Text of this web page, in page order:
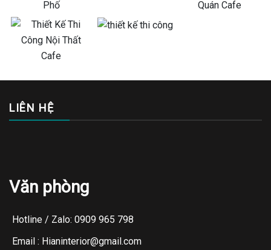
LIÊN HỆ
Văn phòng
Hotline / Zalo: 0909 965 798
Email : Hianinterior@gmail.com